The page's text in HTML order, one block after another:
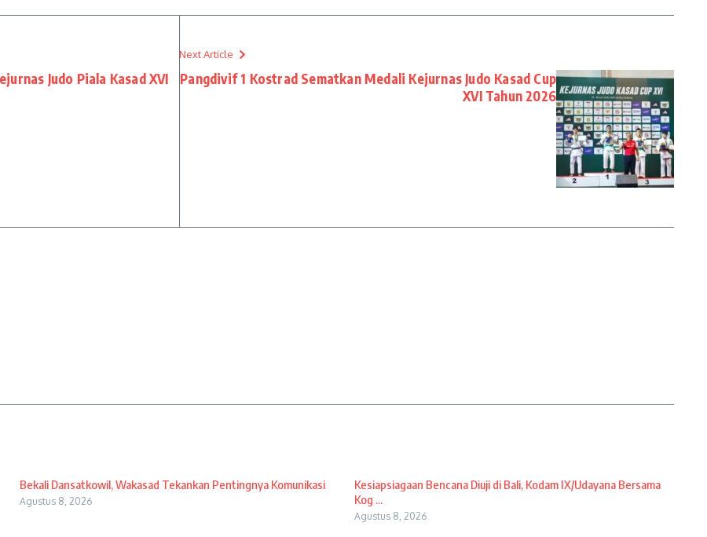
Judo Piala Kasad XVI
Next Article
Pangdivif 1 Kostrad Sematkan Medali Kejurnas Judo Kasad Cup
XVI Tahun 2026
Bekali Dansatkowil, Wakasad Tekankan Pentingnya Komunikasi
Agustus 8, 2026
Kesiapsiagaan Bencana Diuji di Bali, Kodam IX/Udayana Bersama
Kog ...
Agustus 8, 2026